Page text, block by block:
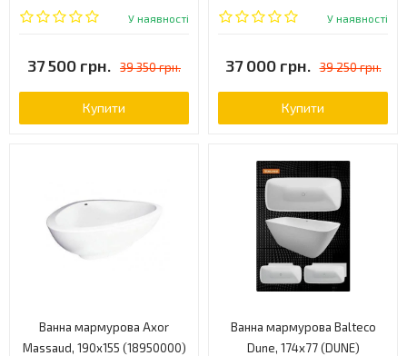
У наявності
37 500 грн. 39 350 грн.
Купити
У наявності
37 000 грн. 39 250 грн.
Купити
Ванна мармурова Axor
Massaud, 190x155 (18950000)
Ванна мармурова Balteco
Dune, 174x77 (DUNE)